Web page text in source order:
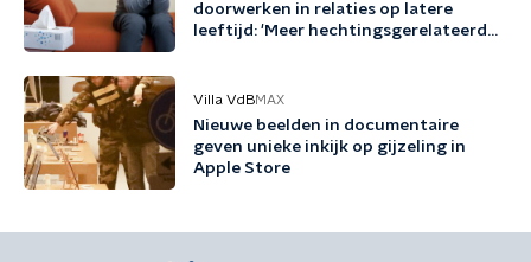
doorwerken in relaties op latere
leeftijd: 'Meer hechtingsgerelateerde
Villa VdBMAX
Nieuwe beelden in documentaire
geven unieke inkijk op gijzeling in
Apple Store